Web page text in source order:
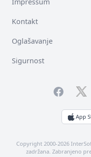
Kontakt
Oglašavanje
Sigurnost
Facebook
App
Copyright 2000-2026
zadržana. Zabranjeno